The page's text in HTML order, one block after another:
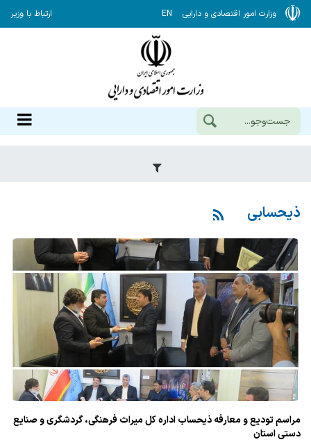
وزارت امور اقتصادی و دارایی EN ارتباط با وزیر
ذیحسابی
مراسم تودیع و معارفه ذیحساب اداره کل میراث فرهنگی، گردشگری و صنایع
دستی استان